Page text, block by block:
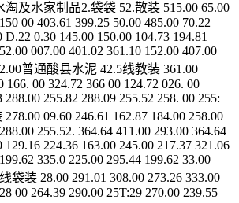
淘及水家制品2.袋袋 52.散装 515.00 65.00
00 403.61 399.25 50.00 485.00 70.22
D.22 0.30 145.00 150.00 104.73 194.81
007.00 401.02 361.10 152.00 407.00
普通酸县水泥 42.5线教装 361.00
166. 00 324.72 366 00 124.72 026. 00
288.00 255.82 288.09 255.52 258. 00 255:
09.60 246.61 162.87 184.00 258.00
255.52. 364.64 411.00 293.00 364.64
129.16 224.36 163.00 245.00 217.37 321.06
335.0 225.00 295.44 199.62 33.00
袋装 28.00 291.01 308.00 273.26 333.00
00 264.39 290.00 25T:29 270.00 239.55